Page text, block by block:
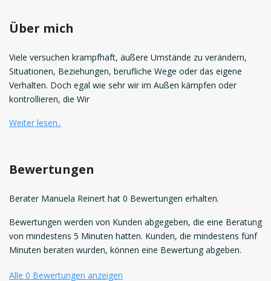
Über mich
Viele versuchen krampfhaft, äußere Umstände zu verändern,
Situationen, Beziehungen, berufliche Wege oder das eigene
Verhalten. Doch egal wie sehr wir im Außen kämpfen oder
kontrollieren, die Wir
Weiter lesen..
Bewertungen
Berater Manuela Reinert hat 0 Bewertungen erhalten.
Bewertungen werden von Kunden abgegeben, die eine Beratung
von mindestens 5 Minuten hatten. Kunden, die mindestens fünf
Minuten beraten wurden, können eine Bewertung abgeben.
Alle 0 Bewertungen anzeigen